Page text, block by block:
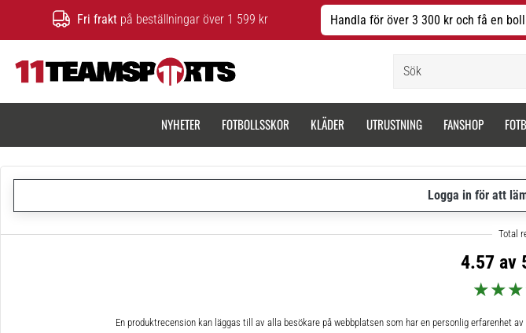
Fri frakt på beställningar över 1 599 kr Handla för över 3 300 kr och få en
NYHETER FOTBOLLSSKOR KLÄDER UTRUSTNING FANSHOP
Logga in för att
4.57 av
En produktrecension kan läggas till av alla besökare på webbplatsen som har en personlig erfarenhet